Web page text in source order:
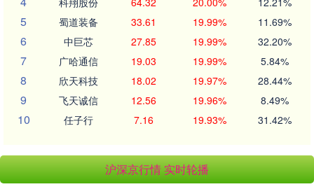
5 蜀道装备 33.61 19.99% 11.69%
6 中巨芯 27.85 19.99% 32.20%
7 广哈通信 19.03 19.99% 5.84%
8 欣天科技 18.02 19.97% 28.44%
9 飞天诚信 12.56 19.96% 8.49%
10 任子行 7.16 19.93% 31.42%
沪深京行情 实时轮播